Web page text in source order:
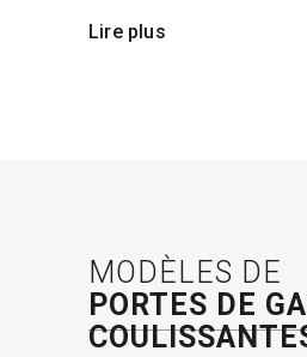
Lire plus
MODÈLES DE
PORTES DE